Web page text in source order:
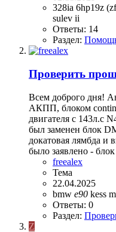
328ia 6hp19z
sulev ii
Ответы: 14
Раздел:
Проверить
Всем доброго дня!
АКПП, блоком
двигателя с 143л.с
был заменен блок
докатовая лямбда и
было заявлено -
freealex
Тема
22.04.2025
bmw e90 kess
Ответы: 0
Раздел:
Z